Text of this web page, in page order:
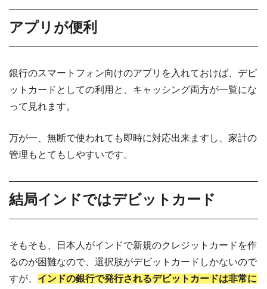
アプリが便利
銀行のスマートフォン向けのアプリを入れておけば、デビ
ットカードとしての利用と、キャッシング両方が一覧にな
って見れます。
万が一、無断で使われても即時に対応出来ますし、家計の
管理もとてもしやすいです。
結局インドではデビットカード
そもそも、日本人がインドで新規のクレジットカードを作
るのが困難なので、選択肢がデビットカードしかないので
すが、 インドの銀行で発行されるデビットカードは非常に